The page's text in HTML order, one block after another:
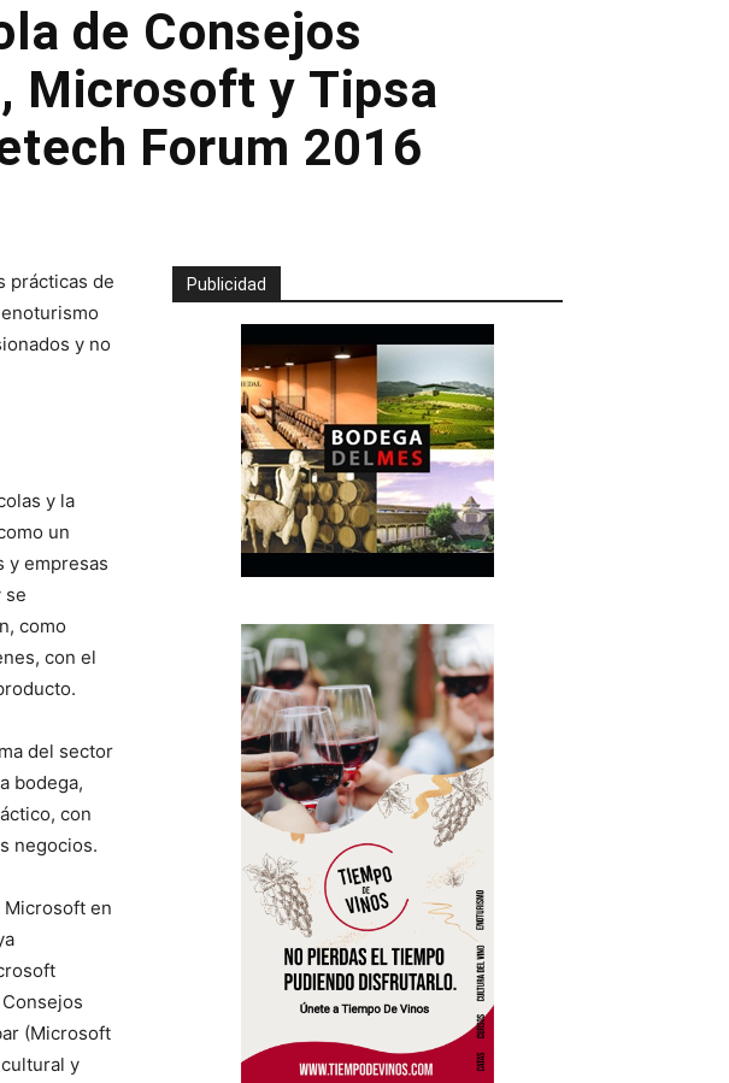
de Consejos
Microsoft y Tipsa
Forum 2016
prácticas de
y no
y la
un
y empresas
se
como
con el
del sector
bodega,
con
negocios.
Microsoft en
(Microsoft
y
Publicidad